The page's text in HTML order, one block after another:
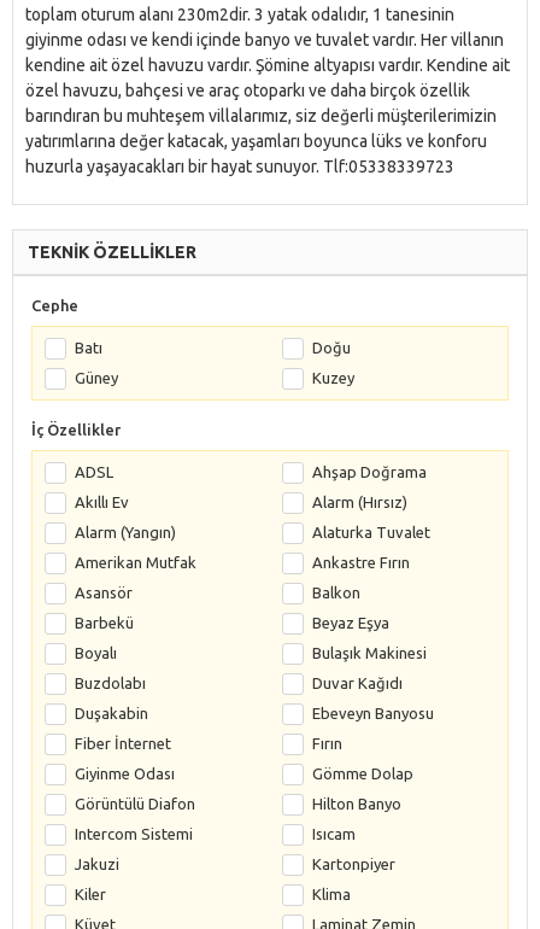
toplam oturum alanı 230m2dir. 3 yatak odalıdır, 1 tanesinin
giyinme odası ve kendi içinde banyo ve tuvalet vardır. Her villanın
kendine ait özel havuzu vardır. Şömine altyapısı vardır. Kendine ait
özel havuzu, bahçesi ve araç otoparkı ve daha birçok özellik
barındıran bu muhteşem villalarımız, siz değerli müşterilerimizin
yatırımlarına değer katacak, yaşamları boyunca lüks ve konforu
huzurla yaşayacakları bir hayat sunuyor. Tlf:05338339723
TEKNİK ÖZELLİKLER
Cephe
Batı
Doğu
Güney
Kuzey
İç Özellikler
ADSL
Ahşap Doğrama
Akıllı Ev
Alarm (Hırsız)
Alarm (Yangın)
Alaturka Tuvalet
Amerikan Mutfak
Ankastre Fırın
Asansör
Balkon
Barbekü
Beyaz Eşya
Boyalı
Bulaşık Makinesi
Buzdolabı
Duvar Kağıdı
Duşakabin
Ebeveyn Banyosu
Fiber İnternet
Fırın
Giyinme Odası
Gömme Dolap
Görüntülü Diafon
Hilton Banyo
Intercom Sistemi
Isıcam
Jakuzi
Kartonpiyer
Kiler
Klima
Küvet
Laminat Zemin